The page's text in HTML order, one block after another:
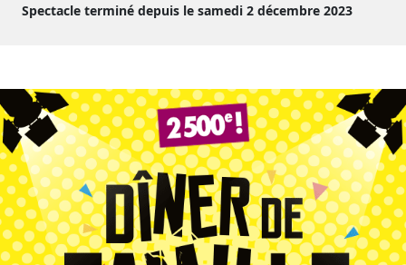
Spectacle terminé depuis le samedi 2 décembre 2023